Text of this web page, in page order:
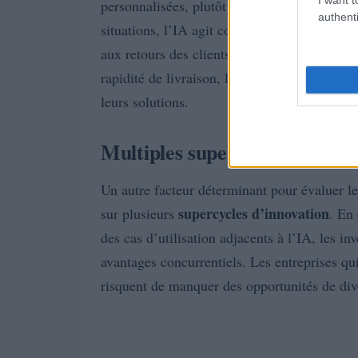
personnalisées, plutôt que des approches
situations, l’IA agit comme un catalyseur
aux retours des clients. Contrairement à la
rapidité de livraison, les meilleures
leurs solutions.
Multiples supercycles
Un autre facteur déterminant pour évaluer
sur plusieurs supercycles d’innovation. En
des cas d’utilisation adjacents à l’IA, les
avantages concurrentiels. Les entreprises
risquent de manquer des opportunités de